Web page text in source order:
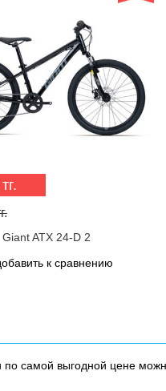
Giant ATX 24-D 2
к сравнению
самой выгодной цене